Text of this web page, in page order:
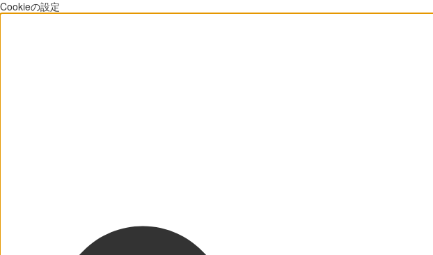
Cookieの設定